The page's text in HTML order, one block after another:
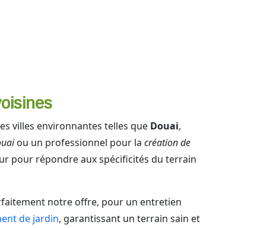
villes environnantes telles que Douai,
ou un professionnel pour la création de
pour répondre aux spécificités du terrain
notre offre, pour un entretien
de jardin, garantissant un terrain sain et